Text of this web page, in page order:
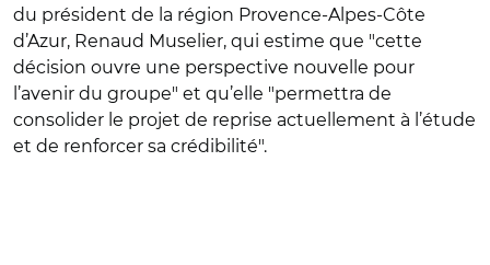
du président de la région Provence-Alpes-Côte
d’Azur, Renaud Muselier, qui estime que "cette
décision ouvre une perspective nouvelle pour
l’avenir du groupe" et qu’elle "permettra de
consolider le projet de reprise actuellement à l’étude
et de renforcer sa crédibilité".